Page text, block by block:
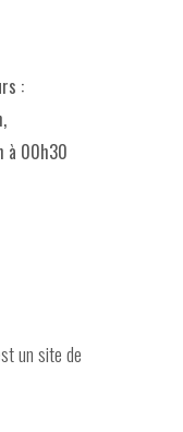
:
à 00h30
un site de